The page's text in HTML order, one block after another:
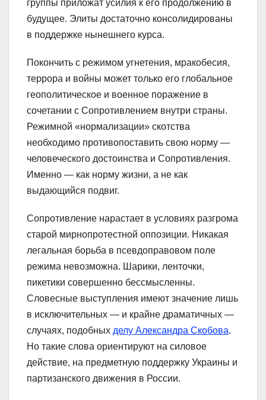
группы приложат усилия к его продолжению в
будущее. Элиты достаточно консолидированы
в поддержке нынешнего курса.
Покончить с режимом угнетения, мракобесия,
террора и войны может только его глобальное
геополитическое и военное поражение в
сочетании с Сопротивлением внутри страны.
Режимной «нормализации» скотства
необходимо противопоставить свою норму —
человеческого достоинства и Сопротивления.
Именно — как норму жизни, а не как
выдающийся подвиг.
Сопротивление нарастает в условиях разгрома
старой мирнопротестной оппозиции. Никакая
легальная борьба в псевдоправовом поле
режима невозможна. Шарики, ленточки,
пикетики совершенно бессмысленны.
Словесные выступления имеют значение лишь
в исключительных — и крайне драматичных —
случаях, подобных делу Александра Скобова.
Но такие слова ориентируют на силовое
действие, на предметную поддержку Украины и
партизанского движения в России.